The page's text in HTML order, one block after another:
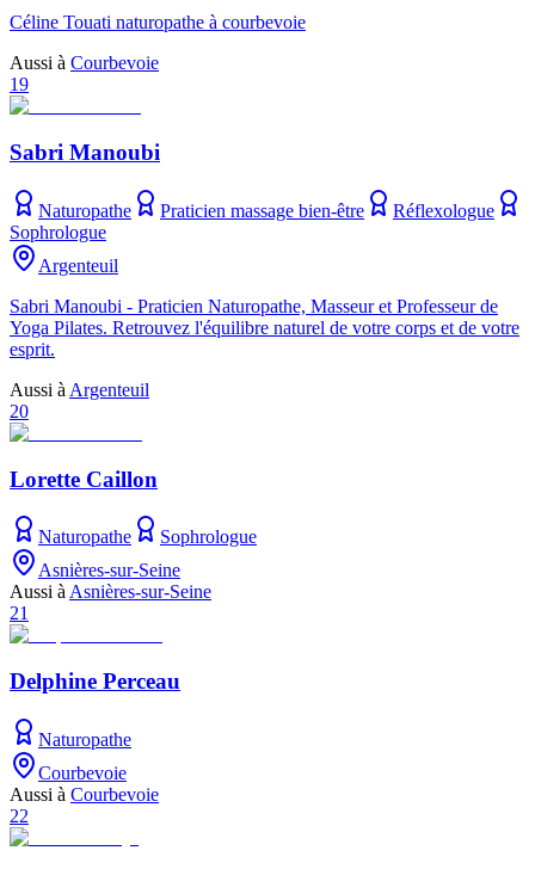
Céline Touati naturopathe à courbevoie
Aussi à Courbevoie
19
Sabri Manoubi
Naturopathe Praticien massage bien-être
Réflexologue
Sophrologue
Argenteuil
Sabri Manoubi - Praticien Naturopathe, Masseur et Professeur de
Yoga Pilates. Retrouvez l'équilibre naturel de votre corps et de votre
esprit.
Aussi à Argenteuil
20
Lorette Caillon
Naturopathe
Sophrologue
Asnières-sur-Seine
Aussi à Asnières-sur-Seine
21
Delphine Perceau
Naturopathe
Courbevoie
Aussi à Courbevoie
22